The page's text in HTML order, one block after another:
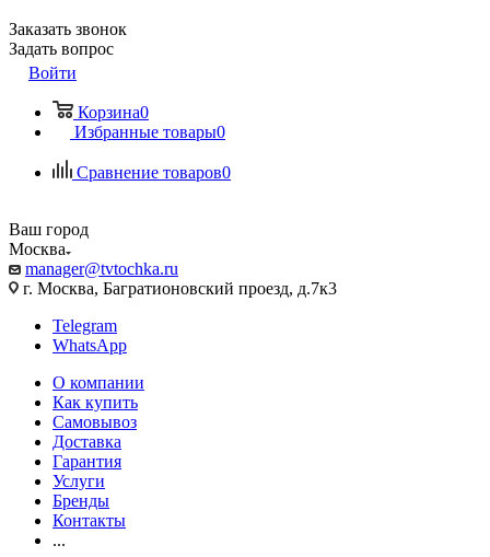
Заказать звонок
Задать вопрос
Войти
Корзина0
Избранные товары0
Сравнение товаров0
Ваш город
Москва
manager@tvtochka.ru
г. Москва, Багратионовский проезд, д.7к3
Telegram
WhatsApp
О компании
Как купить
Самовывоз
Доставка
Гарантия
Услуги
Бренды
Контакты
...